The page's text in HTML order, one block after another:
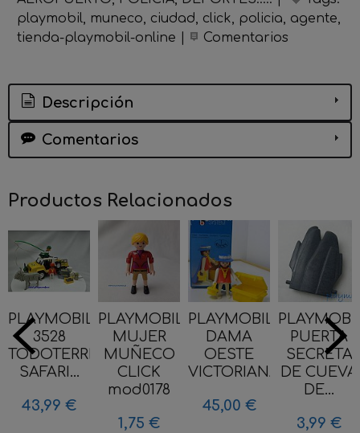
playmobil
muneco ciudad click policia
agente
tienda-playmobil-online
Comentarios
Descripción
Comentarios
Productos Relacionados
PLAYMOBIL
3528
TODOTERRENO
SAFARI...
43,99 €
PLAYMOBIL
MUJER
MUÑECO
CLICK
mod0178
1,75 €
PLAYMOBIL
DAMA
OESTE
VICTORIANA...
45,00 €
PUERTA
SECRETA
DE CUEVA
DE...
3,99 €